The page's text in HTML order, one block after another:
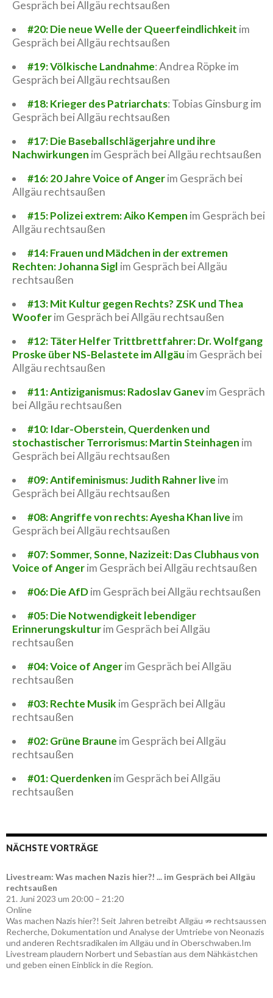
Gespräch bei Allgäu rechtsaußen
#20: Die neue Welle der Queerfeindlichkeit im
Gespräch bei Allgäu rechtsaußen
#19: Völkische Landnahme: Andrea Röpke im
Gespräch bei Allgäu rechtsaußen
#18: Krieger des Patriarchats: Tobias Ginsburg im
Gespräch bei Allgäu rechtsaußen
#17: Die Baseballschlägerjahre und ihre
Nachwirkungen im Gespräch bei Allgäu rechtsaußen
#16: 20 Jahre Voice of Angerim Gespräch bei
Allgäu rechtsaußen
#15: Polizei extrem: Aiko Kempen im Gespräch bei
Allgäu rechtsaußen
#14: Frauen und Mädchen in der extremen
Rechten: Johanna Sigl im Gespräch bei Allgäu
rechtsaußen
#13: Mit Kultur gegen Rechts? ZSK und Thea
Wooferim Gespräch bei Allgäu rechtsaußen
#12: Täter Helfer Trittbrettfahrer: Dr. Wolfgang
Proske über NS-Belastete im Allgäu im Gespräch bei
Allgäu rechtsaußen
#11: Antiziganismus: Radoslav Ganevim Gespräch
bei Allgäu rechtsaußen
#10: Idar-Oberstein, Querdenken und
stochastischer Terrorismus: Martin Steinhagen im
Gespräch bei Allgäu rechtsaußen
#09: Antifeminismus: Judith Rahner live im
Gespräch bei Allgäu rechtsaußen
#08: Angriffe von rechts: Ayesha Khan live im
Gespräch bei Allgäu rechtsaußen
#07: Sommer, Sonne, Nazizeit: Das Clubhaus von
Voice of Angerim Gespräch bei Allgäu rechtsaußen
#06: Die AfDim Gespräch bei Allgäu rechtsaußen
#05: Die Notwendigkeit lebendiger
Erinnerungskulturim Gespräch bei Allgäu
rechtsaußen
#04: Voice of Angerim Gespräch bei Allgäu
rechtsaußen
#03: Rechte Musik im Gespräch bei Allgäu
rechtsaußen
#02: Grüne Braune im Gespräch bei Allgäu
rechtsaußen
#01: Querdenken im Gespräch bei Allgäu
rechtsaußen
NÄCHSTE VORTRÄGE
Livestream: Was machen Nazis hier?! ... im Gespräch bei Allgäu
rechtsaußen
21. Juni 2023 um 20:00 – 21:20
Online
Was machen Nazis hier?! Seit Jahren betreibt Allgäu ⇏ rechtsaussen
Recherche, Dokumentation und Analyse der Umtriebe von Neonazis
und anderen Rechtsradikalen im Allgäu und in Oberschwaben.Im
Livestream plaudern Norbert und Sebastian aus dem Nähkästchen
und geben einen Einblick in die Region.